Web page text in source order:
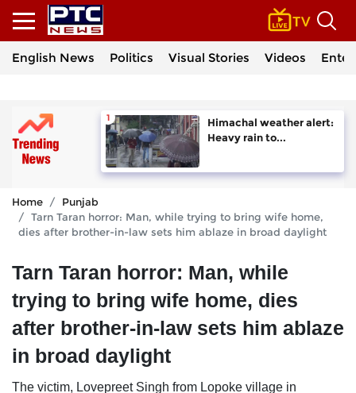
English News Politics Visual Stories Videos
Himachal weather alert:
Heavy rain to...
Home
Punjab
Tarn Taran horror: Man, while trying to bring wife home,
dies after brother-in-law sets him ablaze in broad daylight
Tarn Taran horror: Man, while
trying to bring wife home, dies
after brother-in-law sets him ablaze
in broad daylight
The victim, Lovepreet Singh from Lopoke village in